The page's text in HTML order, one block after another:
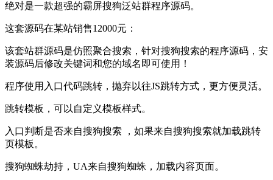
绝对是一款超强的霸屏搜狗泛站群程序源码。
这套源码在某站销售12000元：
该套站群源码是仿照聚合搜索，针对搜狗搜索的程序源码，安
装源码后修改关键词和您的域名即可使用！
程序使用入口代码跳转，抛弃以往JS跳转方式，更方便灵活。
跳转模板，可以自定义模板样式。
入口判断是否来自搜狗搜索 ，如果来自搜狗搜索就加载跳转
页模板。
搜狗蜘蛛劫持，UA来自搜狗蜘蛛，加载内容页面。